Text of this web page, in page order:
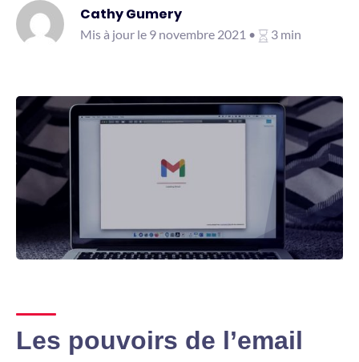
Cathy Gumery
Mis à jour le 9 novembre 2021 • 3 min
Les pouvoirs de l’email